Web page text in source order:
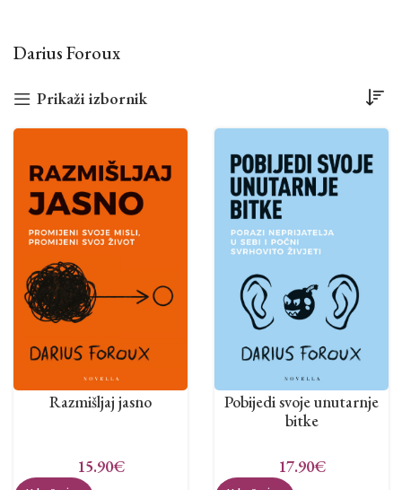
Darius Foroux
Prikaži izbornik
Razmišljaj jasno
15.90€
Pobijedi svoje unutarnje
bitke
17.90€